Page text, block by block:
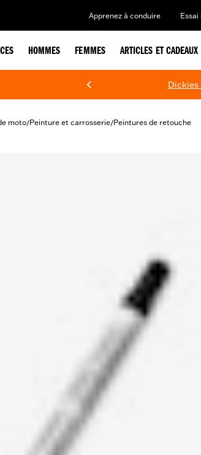
Apprenez à conduire
HOMMES FEMMES ARTICLES ET CADEAUX
Dickies
moto/Peinture et carrosserie/Peintures de retouche